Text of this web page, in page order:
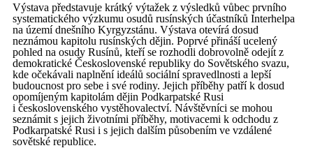
Výstava představuje krátký výtažek z výsledků vůbec prvního
systematického výzkumu osudů rusínských účastníků Interhelpa
na území dnešního Kyrgyzstánu. Výstava otevírá dosud
neznámou kapitolu rusínských dějin. Poprvé přináší ucelený
pohled na osudy Rusínů, kteří se rozhodli dobrovolně odejít z
demokratické Československé republiky do Sovětského svazu,
kde očekávali naplnění ideálů sociální spravedlnosti a lepší
budoucnost pro sebe i své rodiny. Jejich příběhy patří k dosud
opomíjeným kapitolám dějin Podkarpatské Rusi
i československého vystěhovalectví. Návštěvníci se mohou
seznámit s jejich životními příběhy, motivacemi k odchodu z
Podkarpatské Rusi i s jejich dalším působením ve vzdálené
sovětské republice.